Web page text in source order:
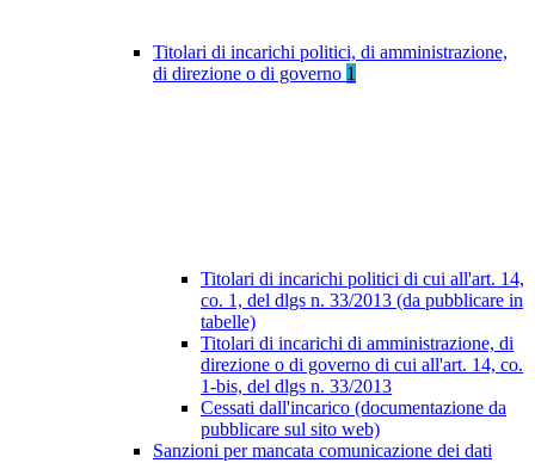
Titolari di incarichi politici, di amministrazione,
di direzione o di governo 1
Titolari di incarichi politici di cui all'art. 14,
co. 1, del dlgs n. 33/2013 (da pubblicare in
tabelle)
Titolari di incarichi di amministrazione, di
direzione o di governo di cui all'art. 14, co.
1-bis, del dlgs n. 33/2013
Cessati dall'incarico (documentazione da
pubblicare sul sito web)
Sanzioni per mancata comunicazione dei dati